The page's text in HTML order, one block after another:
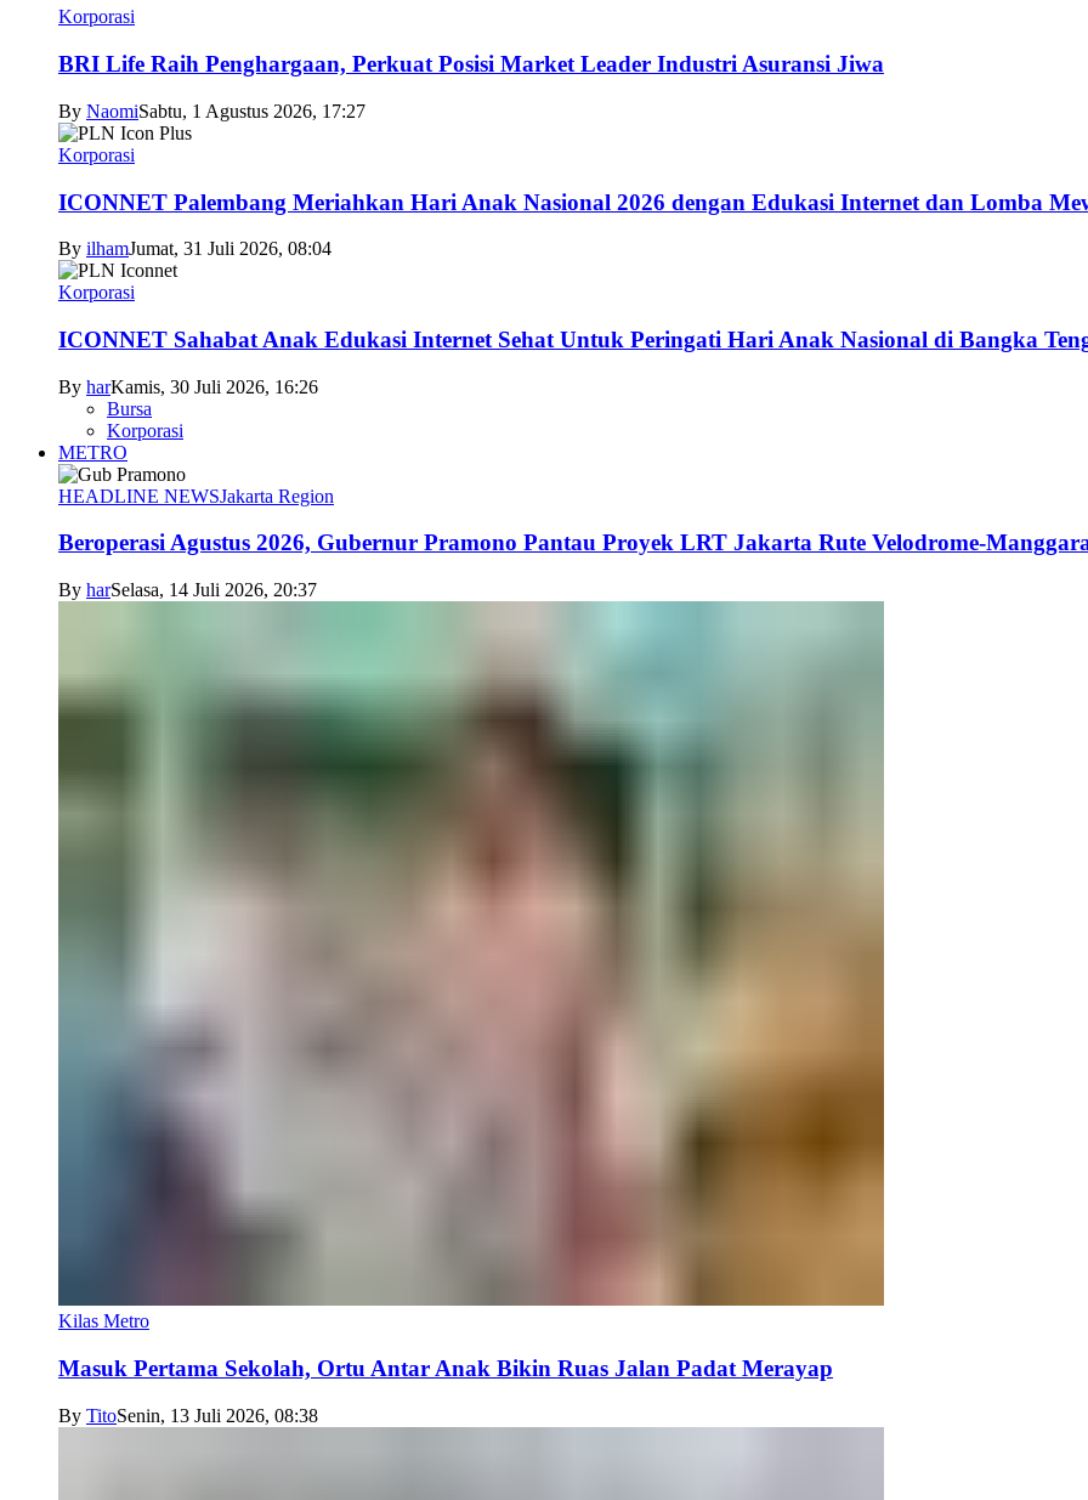
Korporasi
BRI Life Raih Penghargaan, Perkuat Posisi Market Leader Industri Asuransi Jiwa
By NaomiSabtu, 1 Agustus 2026, 17:27
Korporasi
ICONNET Palembang Meriahkan Hari Anak Nasional 2026 dengan Edukasi Internet dan Lomba
By ilhamJumat, 31 Juli 2026, 08:04
Korporasi
ICONNET Sahabat Anak Edukasi Internet Sehat Untuk Peringati Hari Anak Nasional di Bangka
By harKamis, 30 Juli 2026, 16:26
Bursa
Korporasi
METRO
HEADLINE NEWSJakarta Region
Beroperasi Agustus 2026, Gubernur Pramono Pantau Proyek LRT Jakarta Rute Velodrome-
By harSelasa, 14 Juli 2026, 20:37
Kilas Metro
Masuk Pertama Sekolah, Ortu Antar Anak Bikin Ruas Jalan Padat Merayap
By TitoSenin, 13 Juli 2026, 08:38